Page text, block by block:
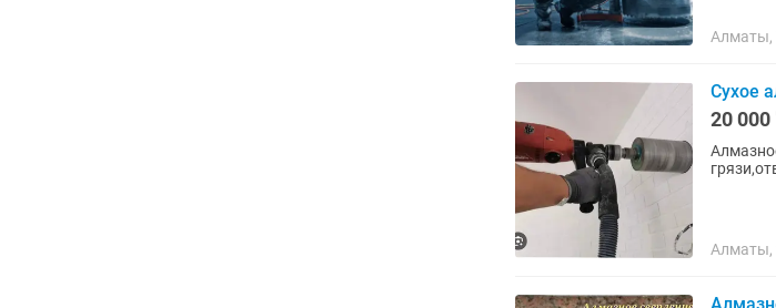
Алматы,
Сухое
20 000
Алматы,